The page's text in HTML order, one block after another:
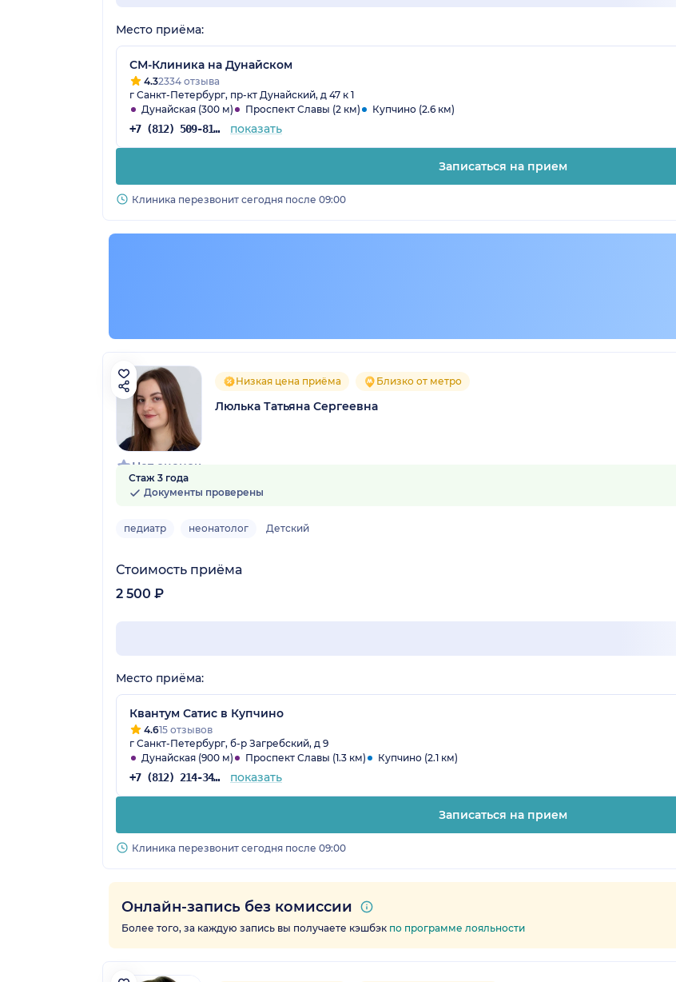
Место приёма:
СМ-Клиника на Дунайском
4.32334 отзыва
г Санкт-Петербург, пр-кт Дунайский, д 47 к 1
Дунайская (300 м)
Проспект Славы (2 км) Купчино (2.6 км)
+7 (812) 509-81-68 показать
Записаться на прием
Клиника перезвонит сегодня после 09:00
Нет оценок
Низкая цена приёма Близко от метро
Люлька Татьяна Сергеевна
Стаж 3 года
Документы проверены
педиатр неонатолог Детский
Стоимость приёма
2 500 ₽
Место приёма:
Квантум Сатис в Купчино
4.615 отзывов
г Санкт-Петербург, б-р Загребский, д 9
Дунайская (900 м)
Проспект Славы (1.3 км) Купчино (2.1 км)
+7 (812) 214-34-68 показать
Записаться на прием
Клиника перезвонит сегодня после 09:00
Онлайн-запись без комиссии
Более того, за каждую запись вы получаете кэшбэк по программе лояльности